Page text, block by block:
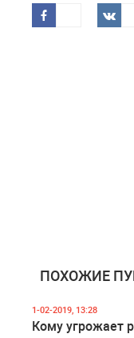
ПОХОЖИЕ
1-02-2019, 13:28
Кому угрожает